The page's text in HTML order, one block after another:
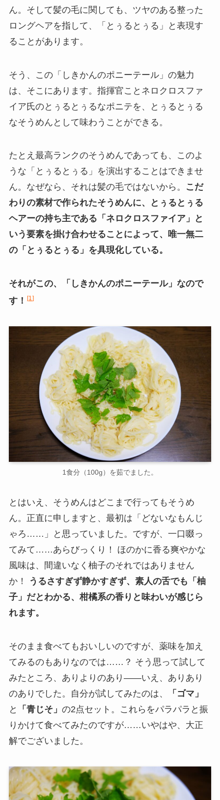
ん。そして髪の毛に関しても、ツヤのある整った
ロングヘアを指して、「とぅるとぅる」と表現す
ることがあります。
そう、この「しきかんのポニーテール」の魅力
は、そこにあります。指揮官ことネロクロスファ
イア氏のとぅるとぅるなポニテを、とぅるとぅる
なそうめんとして味わうことができる。
たとえ最高ランクのそうめんであっても、このよ
うな「とぅるとぅる」を演出することはできませ
ん。なぜなら、それは髪の毛ではないから。
こだ
わりの素材で作られたそうめんに、とぅるとぅる
ヘアーの持ち主である「ネロクロスファイア」と
いう要素を掛け合わせることによって、唯一無二
の「とぅるとぅる」を具現化している。
それがこの、「しきかんのポニーテール」なので
す！
1
1食分（100g）を茹でました。
とはいえ、そうめんはどこまで行ってもそうめ
ん。正直に申しますと、最初は「どないなもんじ
ゃろ……」と思っていました。ですが、一口啜っ
てみて……あらびっくり！ ほのかに香る爽やかな
風味は、間違いなく柚子のそれではありません
か！
うるさすぎず静かすぎず、素人の舌でも「柚
子」だとわかる、柑橘系の香りと味わいが感じら
れます。
そのまま食べてもおいしいのですが、薬味を加え
てみるのもありなのでは……？ そう思って試して
みたところ、ありよりのあり――いえ、ありあり
のありでした。自分が試してみたのは、
「ゴマ」
と
「青じそ」 の2点セット。これらをパラパラと振
りかけて食べてみたのですが……いやはや、大正
解でございました。